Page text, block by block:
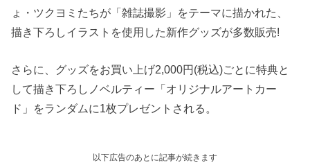
ょ・ツクヨミたちが「雑誌撮影」をテーマに描かれた、
描き下ろしイラストを使用した新作グッズが多数販売!
さらに、グッズをお買い上げ2,000円(税込)ごとに特典と
して描き下ろしノベルティー「オリジナルアートカー
ド」をランダムに1枚プレゼントされる。
以下広告のあとに記事が続きます